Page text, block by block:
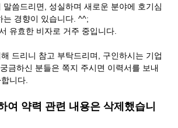
말씀드리면, 성실하며 새로운 분야에 호기심
는 경향이 있습니다. ^^;
유효한 비자로 거주 중입니다.
드리니 참고 부탁드리며, 구인하시는 기업
금하신 분들은 쪽지 주시면 이력서를 보내
니다.
여 약력 관련 내용은 삭제했습니